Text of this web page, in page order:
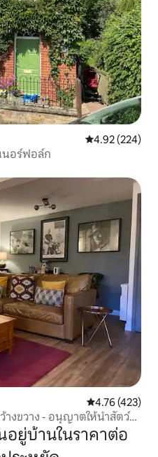
คะแนนเฉลี่ย
4.92 (224)
นอร์ฟอล์ก
คะแนนเฉลี่ย
4.76 (423)
งขวาง - อนุญาตให้นำสัตว์
ยู่บ้านในราคาต่อ